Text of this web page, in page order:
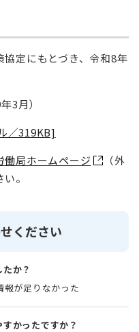
定にもとづき、令和8年
3月）
／319KB]
働局ホームページ
（外
。
ください
か？
報が足りなかった
かったですか？